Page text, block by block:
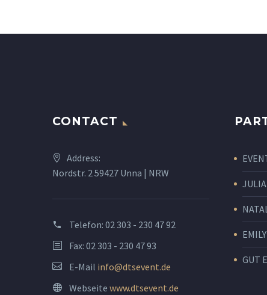
CONTACT
Address:
Nordstr. 2 59427 Unna | NRW
Telefon: 02 303 - 230 47 92
Fax: 02 303 - 230 47 93
E-Mail info@dtsevent.de
Webseite www.dtsevent.de
GUT